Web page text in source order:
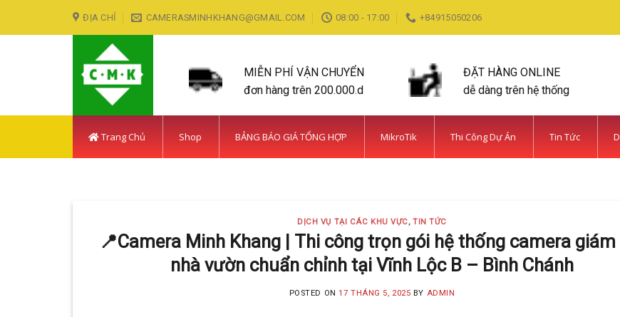
ĐỊA CHỈ CAMERASMINHKHANG@GMAIL.COM 08:00 - 17:00 +84915050206
MIỄN PHÍ VẬN CHUYỂN
đơn hàng trên 200.000.d
ĐẶT HÀNG ONLINE
dễ dàng trên hệ thống
Trang Chủ Shop BẢNG BÁO GIÁ TỔNG HỢP MikroTik Thi Công Dự Án Tin Tức
DỊCH VỤ TẠI CÁC KHU VỰC TIN TỨC
LẮP ĐẶT CAMERA HUYỆN BÌNH CHÁNH SIÊU AN NINH VÀ
Với hơn 5 năm kinh nghiệm, Camera Minh Khang là đơn vị hàng
CONTINUE READING →
DỊCH VỤ TẠI CÁC KHU VỰC,TIN TỨC
📍Camera Minh Khang | Thi công trọn gói hệ thống camera
nhà vườn chuẩn chỉnh tại Vĩnh Lộc B – Bình Chánh
POSTED ON17 THÁNG 5, 2025 BY ADMIN